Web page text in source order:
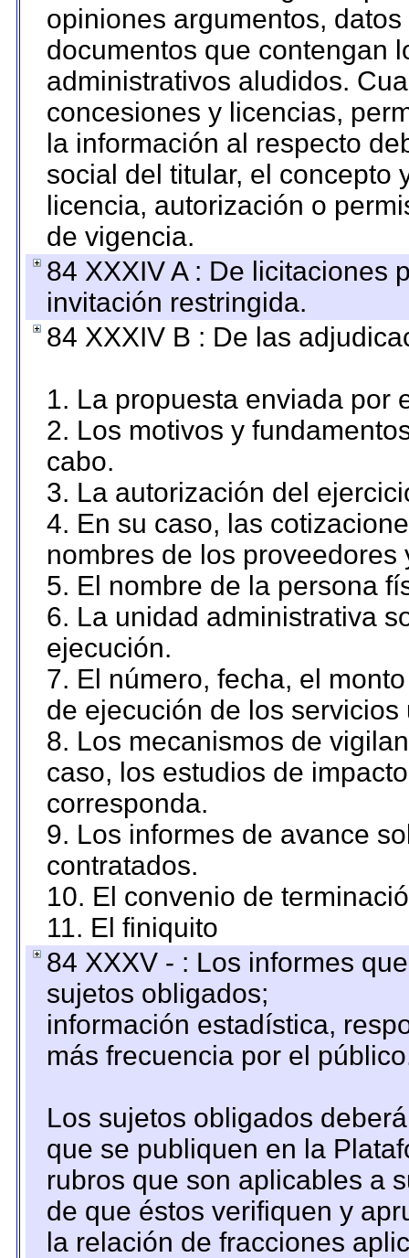
opiniones argumentos,
documentos que contengan
administrativos aludidos.
concesiones y licencias,
la información al respecto
social del titular, el concepto
licencia, autorización o
de vigencia.
84 XXXIV A : De licitaciones
invitación restringida.
84 XXXIV B : De las
1. La propuesta enviada por
2. Los motivos y
cabo.
3. La autorización del
4. En su caso, las
nombres de los proveedores
5. El nombre de la persona
6. La unidad administrativa
ejecución.
7. El número, fecha, el
de ejecución de los servicios
8. Los mecanismos de
caso, los estudios de
corresponda.
9. Los informes de avance
contratados.
10. El convenio de
11. El finiquito
84 XXXV - : Los informes
sujetos obligados;
información estadística,
más frecuencia por el
Los sujetos obligados
que se publiquen en la
rubros que son aplicables a
de que éstos verifiquen y
la relación de fracciones